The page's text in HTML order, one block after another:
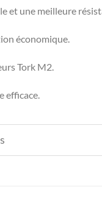
et une meilleure
économique.
Tork M2.
efficace.